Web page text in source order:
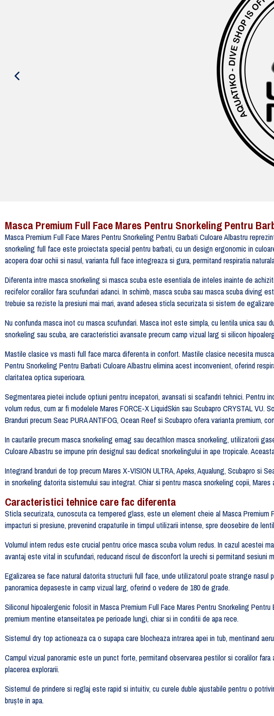
Masca Premium Full Face Mares Pentru Snorkeling Pentru
Masca Premium Full Face Mares Pentru Snorkeling Pentru Barbati Culoare Albastru
snorkeling full face este proiectata special pentru barbati, cu un design ergonomic in
acopera doar ochii si nasul, varianta full face integreaza si gura, permitand respiratia
Diferenta intre masca snorkeling si masca scuba este esentiala de inteles inainte de
recifelor coralilor fara scufundari adanci. In schimb, masca scuba sau masca scuba diving
trebuie sa reziste la presiuni mai mari, avand adesea sticla securizata si sistem de
Nu confunda masca inot cu masca scufundari. Masca inot este simpla, cu lentila unica
snorkeling sau scuba, are caracteristici avansate precum camp vizual larg si silicon
Mastile clasice vs masti full face marca diferenta in confort. Mastile clasice necesita
Pentru Snorkeling Pentru Barbati Culoare Albastru elimina acest inconvenient, oferind
claritatea optica superioara.
Segmentarea pietei include optiuni pentru incepatori, avansati si scafandri tehnici. Pentru
volum redus, cum ar fi modelele Mares FORCE-X LiquidSkin sau Scubapro CRYSTAL
Branduri precum Seac PURA ANTIFOG, Ocean Reef si Scubapro ofera varianta premium,
In cautarile precum masca snorkeling emag sau decathlon masca snorkeling, utilizatorii
Culoare Albastru se impune prin designul sau dedicat snorkelingului in ape tropicale.
Integrand branduri de top precum Mares X-VISION ULTRA, Apeks, Aqualung, Scubapro
in snorkeling datorita sistemului sau integrat. Chiar si pentru masca snorkeling copii,
Caracteristici tehnice care fac diferenta
Sticla securizata, cunoscuta ca tempered glass, este un element cheie al Masca
impacturi si presiune, prevenind crapaturile in timpul utilizarii intense, spre deosebire de
Volumul intern redus este crucial pentru orice masca scuba volum redus. In cazul acestei
avantaj este vital in scufundari, reducand riscul de disconfort la urechi si permitand sesiuni
Egalizarea se face natural datorita structurii full face, unde utilizatorul poate strange nasul
panoramica depaseste in camp vizual larg, oferind o vedere de 180 de grade.
Siliconul hipoalergenic folosit in Masca Premium Full Face Mares Pentru Snorkeling
premium mentine etanseitatea pe perioade lungi, chiar si in conditii de apa rece.
Sistemul dry top actioneaza ca o supapa care blocheaza intrarea apei in tub, mentinand
Campul vizual panoramic este un punct forte, permitand observarea pestilor si coralilor
placerea explorarii.
Sistemul de prindere si reglaj este rapid si intuitiv, cu curele duble ajustabile pentru o
bruște in apa.